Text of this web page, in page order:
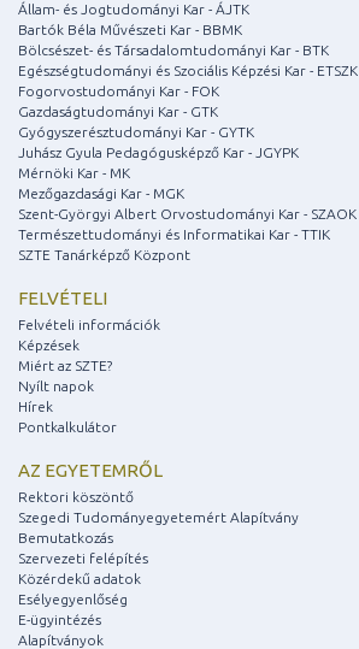
Állam- és Jogtudományi Kar - ÁJTK
Bartók Béla Művészeti Kar - BBMK
Bölcsészet- és Társadalomtudományi Kar - BTK
Egészségtudományi és Szociális Képzési Kar - ETSZK
Fogorvostudományi Kar - FOK
Gazdaságtudományi Kar - GTK
Gyógyszerésztudományi Kar - GYTK
Juhász Gyula Pedagógusképző Kar - JGYPK
Mérnöki Kar - MK
Mezőgazdasági Kar - MGK
Szent-Györgyi Albert Orvostudományi Kar - SZAOK
Természettudományi és Informatikai Kar - TTIK
SZTE Tanárképző Központ
FELVÉTELI
Felvételi információk
Képzések
Miért az SZTE?
Nyílt napok
Hírek
Pontkalkulátor
AZ EGYETEMRŐL
Rektori köszöntő
Szegedi Tudományegyetemért Alapítvány
Bemutatkozás
Szervezeti felépítés
Közérdekű adatok
Esélyegyenlőség
E-ügyintézés
Alapítványok